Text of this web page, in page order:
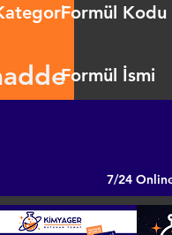
Formül Kodu
Formül İsmi
7/24